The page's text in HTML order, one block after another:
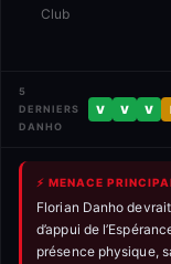
Club
5
DERNIERS
DANHO
V V V
⚡ MENACE
Florian Danho
d’appui de
présence physique,